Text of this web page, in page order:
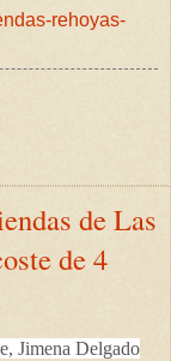
rehoyas-
de Las
de 4
Jimena Delgado